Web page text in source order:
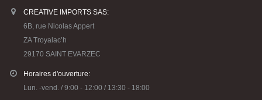
CREATIVE IMPORTS SAS:
6B, rue Nicolas Appert
ZA Troyalac’h
29170 SAINT EVARZEC
Horaires d'ouverture:
Lun. -vend. / 9:00 - 12:00 / 13:30 - 18:00